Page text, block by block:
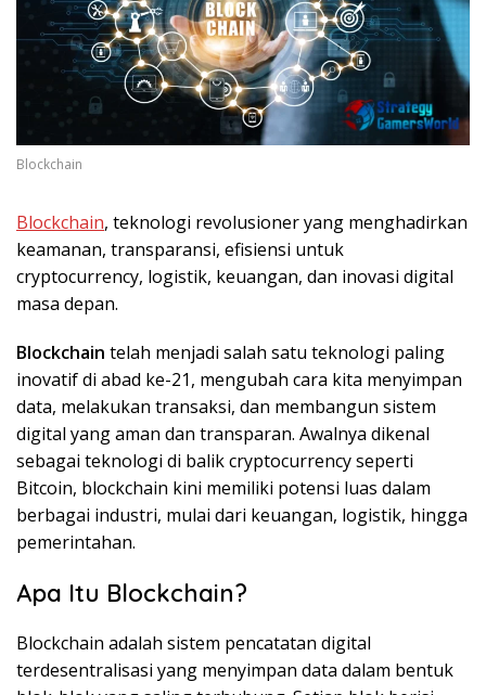
Blockchain
Blockchain, teknologi revolusioner yang menghadirkan
keamanan, transparansi, efisiensi untuk
cryptocurrency, logistik, keuangan, dan inovasi digital
masa depan.
Blockchain telah menjadi salah satu teknologi paling
inovatif di abad ke-21, mengubah cara kita menyimpan
data, melakukan transaksi, dan membangun sistem
digital yang aman dan transparan. Awalnya dikenal
sebagai teknologi di balik cryptocurrency seperti
Bitcoin, blockchain kini memiliki potensi luas dalam
berbagai industri, mulai dari keuangan, logistik, hingga
pemerintahan.
Apa Itu Blockchain?
Blockchain adalah sistem pencatatan digital
terdesentralisasi yang menyimpan data dalam bentuk